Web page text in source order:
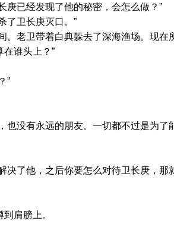
已经发现了他的秘密，会怎么做？”
卫长庚灭口。”
老卫带着白典躲去了深海渔场。现在
谁头上？”
”
没有永远的朋友。一切都不过是为了
了他，之后你要怎么对待卫长庚，那
肩膀上。